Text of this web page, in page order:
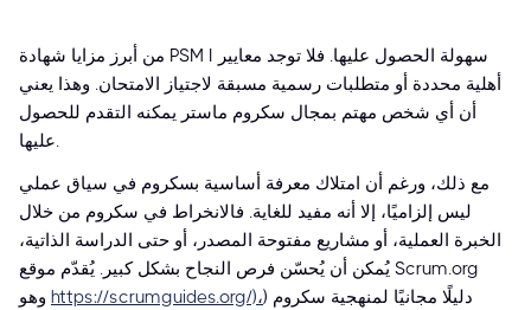
من أبرز مزايا شهادة PSM I سهولة الحصول عليها. فلا توجد معايير
أهلية محددة أو متطلبات رسمية مسبقة لاجتياز الامتحان. وهذا يعني
أن أي شخص مهتم بمجال سكروم ماستر يمكنه التقدم للحصول
عليها.
مع ذلك، ورغم أن امتلاك معرفة أساسية بسكروم في سياق عملي
ليس إلزاميًا، إلا أنه مفيد للغاية. فالانخراط في سكروم من خلال
الخبرة العملية، أو مشاريع مفتوحة المصدر، أو حتى الدراسة الذاتية،
يُمكن أن يُحسّن فرص النجاح بشكل كبير. يُقدّم موقع Scrum.org
دليلًا مجانيًا لمنهجية سكروم (https://scrumguides.org/)، وهو